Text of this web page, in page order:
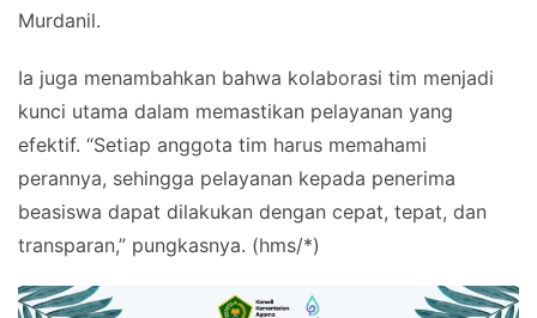
Murdanil.
Ia juga menambahkan bahwa kolaborasi tim menjadi
kunci utama dalam memastikan pelayanan yang
efektif. “Setiap anggota tim harus memahami
perannya, sehingga pelayanan kepada penerima
beasiswa dapat dilakukan dengan cepat, tepat, dan
transparan,” pungkasnya. (hms/*)